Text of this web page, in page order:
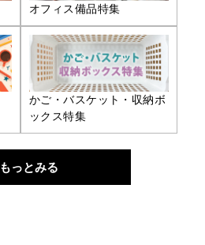
オフィス備品特集
かご・バスケット・収納ボ
ックス特集
もっとみる